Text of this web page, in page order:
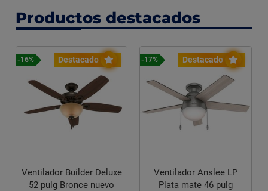
Productos destacados
Destacado
-16%
Ventilador Builder Deluxe
52 pulg Bronce nuevo
Destacado
-17%
Ventilador Anslee LP
Plata mate 46 pulg